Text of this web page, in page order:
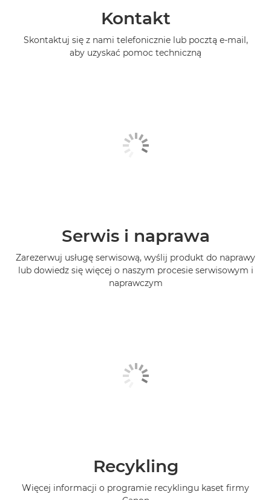
Kontakt
Skontaktuj się z nami telefonicznie lub pocztą e-mail,
aby uzyskać pomoc techniczną
Serwis i naprawa
Zarezerwuj usługę serwisową, wyślij produkt do naprawy
lub dowiedz się więcej o naszym procesie serwisowym i
naprawczym
Recykling
Więcej informacji o programie recyklingu kaset firmy